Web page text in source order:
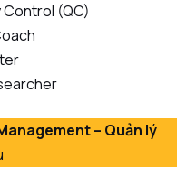
(QC)
– Quản lý